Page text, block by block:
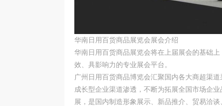
华南日用百货商品展览会展会介绍
华南日用百货商品展览会将在上届展会的基础
效、具影响力的专业展会平台。
广州日用百货商品博览会汇聚国内各大商超渠
成长型企业渠道渗透，不断为拓展全国市场企
展，是国内制造形象展示、新品推介、贸易洽